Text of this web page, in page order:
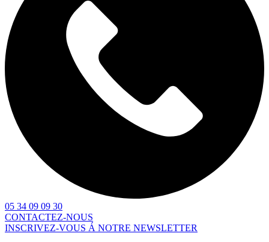
05 34 09 09 30
CONTACTEZ-NOUS
INSCRIVEZ-VOUS Á NOTRE NEWSLETTER